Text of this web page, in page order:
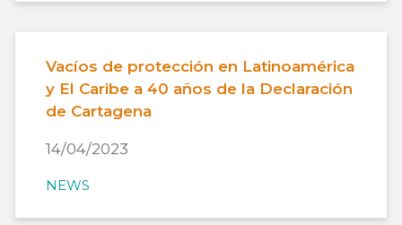
Vacíos de protección en Latinoamérica
y El Caribe a 40 años de la Declaración
de Cartagena
14/04/2023
NEWS